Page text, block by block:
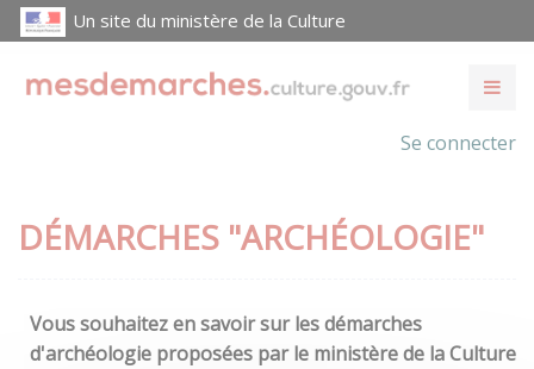
Un site du ministère de la Culture
Se connecter
DÉMARCHES "ARCHÉOLOGIE"
Vous souhaitez en savoir sur les démarches
d'archéologie proposées par le ministère de la Culture